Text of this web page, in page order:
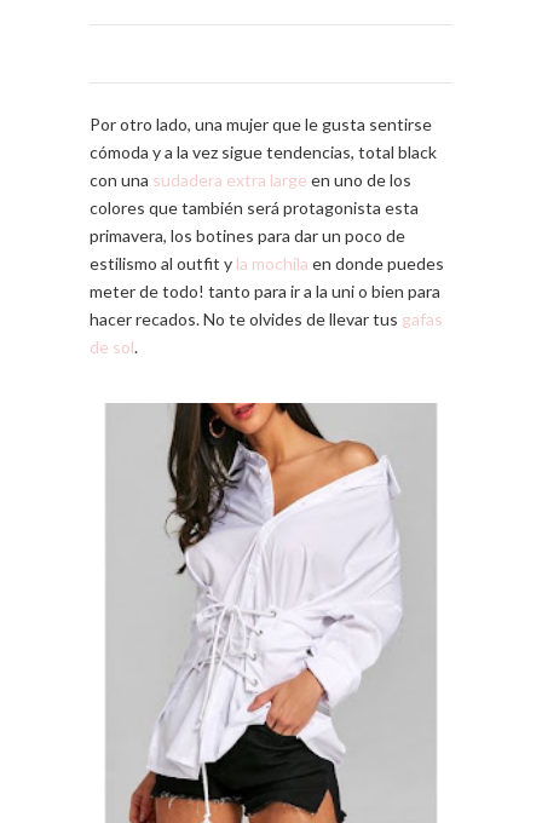
Por otro lado, una mujer que le gusta sentirse
cómoda y a la vez sigue tendencias, total black
con una sudadera extra large en uno de los
colores que también será protagonista esta
primavera, los botines para dar un poco de
estilismo al outfit y la mochila en donde puedes
meter de todo! tanto para ir a la uni o bien para
hacer recados. No te olvides de llevar tus gafas
de sol.